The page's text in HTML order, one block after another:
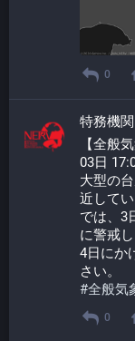
0
特務機
【全般
03日
大型の
近して
では、3
に警戒
4日にか
さい。
#全般気
0